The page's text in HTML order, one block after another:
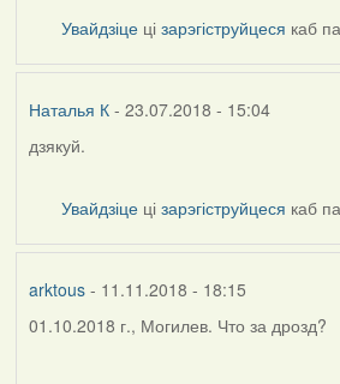
Увайдзіце цізарэгіструйцеся каб
Наталья К- 23.07.2018 - 15:04
In
Harrier
дзякуй.
Увайдзіце цізарэгіструйцеся каб
arktous- 11.11.2018 - 18:15
01.10.2018 г., Могилев. Что за дрозд?